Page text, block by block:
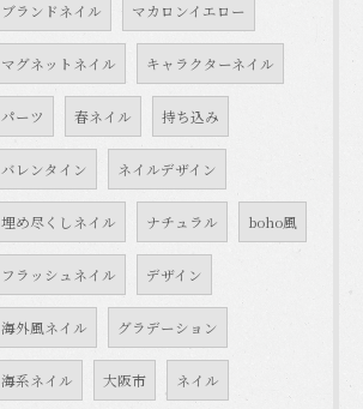
ブランドネイル マカロンイエロー
マグネットネイル キャラクターネイル
パーツ 春ネイル 持ち込み
バレンタイン ネイルデザイン
埋め尽くしネイル ナチュラル boho風
フラッシュネイル デザイン
海外風ネイル グラデーション
海系ネイル 大阪市 ネイル